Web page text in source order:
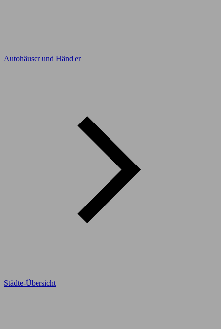
Autohäuser und Händler
Städte-Übersicht